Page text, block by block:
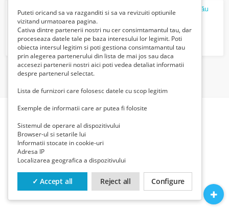
Angajăm lucrător comercial - Win Herăstrău
Verifica cu vanzatorul
Puteti oricand sa va razganditi si sa va revizuiti optiunile
vizitand urmatoarea pagina.
Cativa dintre partenerii nostri nu cer consimtamantul tau, dar
proceseaza datele tale pe baza interesului lor legimit. Poti
obiecta intersul legitim si poti gestiona consimtamantul tau
prin alegerea partenerului din lista de mai jos sau daca
accesezi partenerii nostri aici poti vedea detaliat informatii
despre partenerul selectat.
Lista de furnizori care folosesc datele cu scop legitim
Exemple de informatii care ar putea fi folosite
Sistemul de operare al dispozitivului
Browser-ul si setarile lui
Informatii stocate in cookie-uri
Adresa IP
Localizarea geografica a dispozitivului
✓ Accept all Reject all Configure